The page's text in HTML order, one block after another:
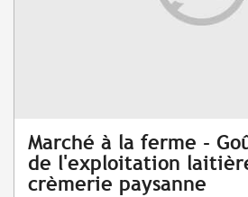
Marché à la ferme -
de l'exploitation
crèmerie paysanne